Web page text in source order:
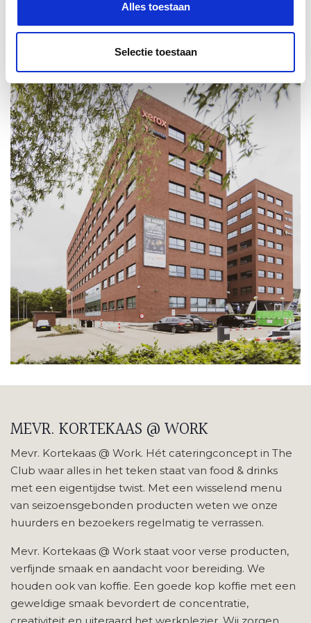
Alles toestaan
Selectie toestaan
Rijnzathe 12
MEVR. KORTEKAAS @ WORK
Mevr. Kortekaas @ Work. Hét cateringconcept in The
Club waar alles in het teken staat van food & drinks
met een eigentijdse twist. Met een wisselend menu
van seizoensgebonden producten weten we onze
huurders en bezoekers regelmatig te verrassen.
Mevr. Kortekaas @ Work staat voor verse producten,
verfijnde smaak en aandacht voor bereiding. We
houden ook van koffie. Een goede kop koffie met een
geweldige smaak bevordert de concentratie,
creativiteit en uiteraard het werkplezier. Wij zorgen